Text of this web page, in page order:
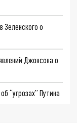
Зеленского о
Джонсона о
“угрозах” Путина